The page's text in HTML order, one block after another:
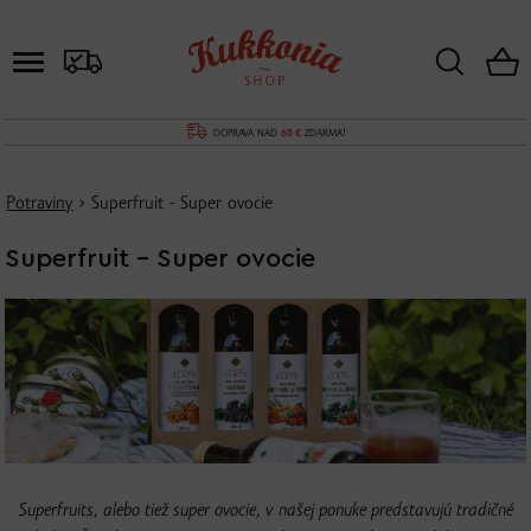
DOPRAVA NAD 60 €ZDARMA!
Potraviny › Superfruit - Super ovocie
Superfruit - Super ovocie
Superfruits, alebo tiež super ovocie, v našej ponuke predstavujú tradičné